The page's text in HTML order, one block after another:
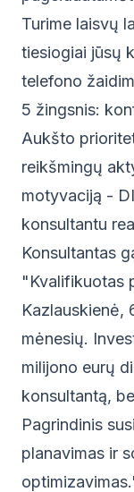
Turime laisvų
tiesiogiai jūsų
telefono
5 žingsnis:
Aukšto
reikšmingų
motyvaciją -
konsultantu
Konsultantas
"Kvalifikuotas
Kazlauskienė,
mėnesių.
milijono eurų
konsultantą,
Pagrindinis
planavimas ir